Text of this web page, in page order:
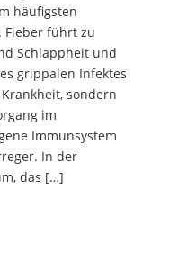
häufigsten
Fieber führt zu
Schlappheit und
grippalen Infektes
sondern
im
Immunsystem
In der
das […]